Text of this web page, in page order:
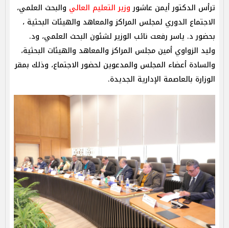
ترأس الدكتور أيمن عاشوروزير التعليم العالي والبحث العلمي،
الاجتماع الدوري لمجلس المراكز والمعاهد والهيئات البحثية ،
بحضور د. ياسر رفعت نائب الوزير لشئون البحث العلمي، ود.
وليد الزواوي أمين مجلس المراكز والمعاهد والهيئات البحثية،
والسادة أعضاء المجلس والمدعوين لحضور الاجتماع، وذلك بمقر
الوزارة بالعاصمة الإدارية الجديدة.